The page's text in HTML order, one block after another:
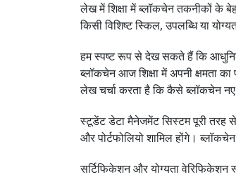
लेख में शिक्षा में ब्लॉकचेन तकनीकों के
किसी विशिष्ट स्किल, उपलब्धि या
हम स्पष्ट रूप से देख सकते हैं कि आधुनिक
ब्लॉकचेन आज शिक्षा में अपनी क्षमता
लेख चर्चा करता है कि कैसे ब्लॉकचेन नए
स्टूडेंट डेटा मैनेजमेंट सिस्टम पूरी तरह
और पोर्टफोलियो शामिल होंगे।
सर्टिफिकेशन और योग्यता वेरिफिकेशन